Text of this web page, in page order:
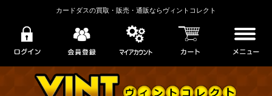
カードダスの買取・販売・通販ならヴィントコレクト